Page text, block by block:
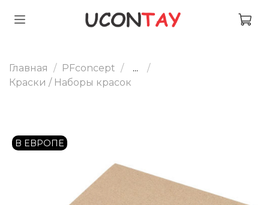
Главная PFconcept
...
Краски / Наборы красок
В ЕВРОПЕ